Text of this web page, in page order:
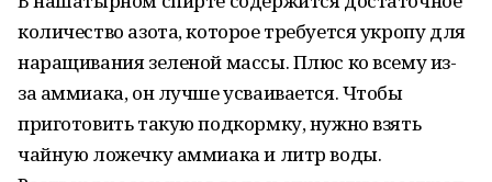
количество азота, которое требуется укропу для
наращивания зеленой массы. Плюс ко всему из-
за аммиака, он лучше усваивается. Чтобы
приготовить такую подкормку, нужно взять
чайную ложечку аммиака и литр воды.